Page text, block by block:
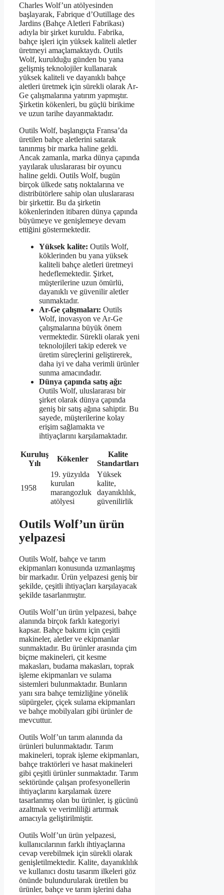
Charles Wolf’un atölyesinden
başlayarak, Fabrique d’Outillage des
Jardins (Bahçe Aletleri Fabrikası)
adıyla bir şirket kuruldu. Fabrika,
bahçe işleri için yüksek kaliteli aletler
üretmeyi amaçlamaktaydı. Outils
Wolf, kurulduğu günden bu yana
gelişmiş teknolojiler kullanarak
yüksek kaliteli ve dayanıklı bahçe
aletleri üretmek için sürekli olarak Ar-
Ge çalışmalarına yatırım yapmıştır.
Şirketin kökenleri, bu güçlü birikime
ve uzun tarihe dayanmaktadır.
Outils Wolf, başlangıçta Fransa’da
üretilen bahçe aletlerini satarak
tanınmış bir marka haline geldi.
Ancak zamanla, marka dünya çapında
yayılarak uluslararası bir oyuncu
haline geldi. Outils Wolf, bugün
birçok ülkede satış noktalarına ve
distribütörlere sahip olan uluslararası
bir şirkettir. Bu da şirketin
kökenlerinden itibaren dünya çapında
büyümeye ve genişlemeye devam
ettiğini göstermektedir.
Yüksek kalite: Outils Wolf,
köklerinden bu yana yüksek
kaliteli bahçe aletleri üretmeyi
hedeflemektedir. Şirket,
müşterilerine uzun ömürlü,
dayanıklı ve güvenilir aletler
sunmaktadır.
Ar-Ge çalışmaları: Outils
Wolf, inovasyon ve Ar-Ge
çalışmalarına büyük önem
vermektedir. Sürekli olarak yeni
teknolojileri takip ederek ve
üretim süreçlerini geliştirerek,
daha iyi ve daha verimli ürünler
sunma amacındadır.
Dünya çapında satış ağı:
Outils Wolf, uluslararası bir
şirket olarak dünya çapında
geniş bir satış ağına sahiptir. Bu
sayede, müşterilerine kolay
erişim sağlamakta ve
ihtiyaçlarını karşılamaktadır.
Kuruluş
Yılı
Kökenler
Kalite
Standartları
1958
19. yüzyılda
kurulan
marangozluk
atölyesi
Yüksek
kalite,
dayanıklılık,
güvenilirlik
Outils Wolf’un ürün
yelpazesi
Outils Wolf, bahçe ve tarım
ekipmanları konusunda uzmanlaşmış
bir markadır. Ürün yelpazesi geniş bir
şekilde, çeşitli ihtiyaçları karşılayacak
şekilde tasarlanmıştır.
Outils Wolf’un ürün yelpazesi, bahçe
alanında birçok farklı kategoriyi
kapsar. Bahçe bakımı için çeşitli
makineler, aletler ve ekipmanlar
sunmaktadır. Bu ürünler arasında çim
biçme makineleri, çit kesme
makasları, budama makasları, toprak
işleme ekipmanları ve sulama
sistemleri bulunmaktadır. Bunların
yanı sıra bahçe temizliğine yönelik
süpürgeler, çiçek sulama ekipmanları
ve bahçe mobilyaları gibi ürünler de
mevcuttur.
Outils Wolf’un tarım alanında da
ürünleri bulunmaktadır. Tarım
makineleri, toprak işleme ekipmanları,
bahçe traktörleri ve hasat makineleri
gibi çeşitli ürünler sunmaktadır. Tarım
sektöründe çalışan profesyonellerin
ihtiyaçlarını karşılamak üzere
tasarlanmış olan bu ürünler, iş gücünü
azaltmak ve verimliliği artırmak
amacıyla geliştirilmiştir.
Outils Wolf’un ürün yelpazesi,
kullanıcılarının farklı ihtiyaçlarına
cevap verebilmek için sürekli olarak
genişletilmektedir. Kalite, dayanıklılık
ve kullanıcı dostu tasarım ilkeleri göz
önünde bulundurularak üretilen bu
ürünler, bahçe ve tarım işlerini daha